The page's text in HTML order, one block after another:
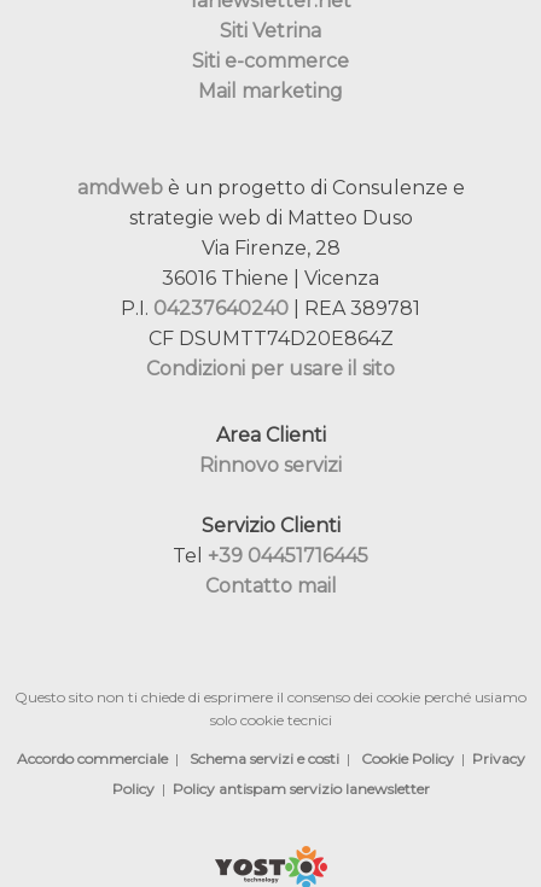
Siti Vetrina
Siti e-commerce
Mail marketing
amdwebè un progetto di Consulenze e
strategie web di Matteo Duso
Via Firenze, 28
36016 Thiene | Vicenza
P.I. 04237640240 | REA 389781
CF DSUMTT74D20E864Z
Condizioni per usare il sito
Area Clienti
Rinnovo servizi
Servizio Clienti
Tel +39 04451716445
Contatto mail
Questo sito non ti chiede di esprimere il consenso dei cookie perché usiamo
solo cookie tecnici
Accordo commerciale| Schema servizi e costi| Cookie Policy| Privacy
Policy| Policy antispam servizio lanewsletter